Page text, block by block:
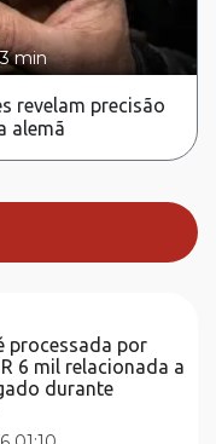
3 min
revelam precisão
alemã
processada por
6 mil relacionada a
durante